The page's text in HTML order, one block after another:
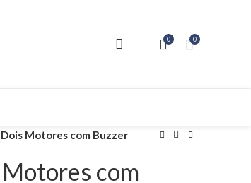
0 0
Dois Motores com Buzzer
com